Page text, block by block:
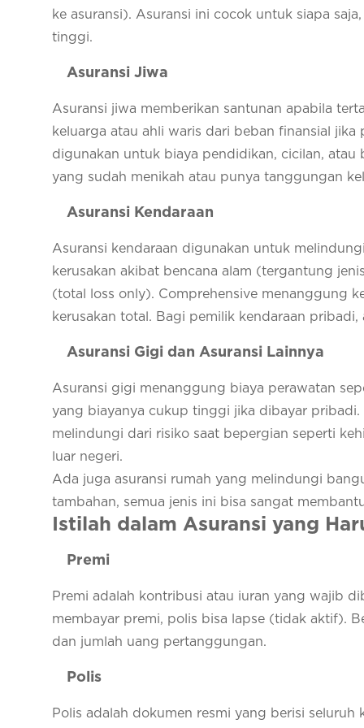
ke asuransi). Asuransi ini cocok untuk siapa
tinggi.
Asuransi Jiwa
Asuransi jiwa memberikan santunan apabila
keluarga atau ahli waris dari beban finansial
digunakan untuk biaya pendidikan, cicilan,
yang sudah menikah atau punya tanggungan
Asuransi Kendaraan
Asuransi kendaraan digunakan untuk
kerusakan akibat bencana alam (tergantung
(total loss only). Comprehensive menanggung
kerusakan total. Bagi pemilik kendaraan
Asuransi Gigi dan Asuransi Lainnya
Asuransi gigi menanggung biaya perawatan
yang biayanya cukup tinggi jika dibayar pribadi.
melindungi dari risiko saat bepergian seperti
luar negeri.
Ada juga asuransi rumah yang melindungi
tambahan, semua jenis ini bisa sangat
Istilah dalam Asuransi yang
Premi
Premi adalah kontribusi atau iuran yang wajib
membayar premi, polis bisa lapse (tidak aktif).
dan jumlah uang pertanggungan.
Polis
Polis adalah dokumen resmi yang berisi